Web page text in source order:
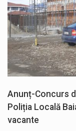
Anunț-Concurs
Poliția Locală
vacante